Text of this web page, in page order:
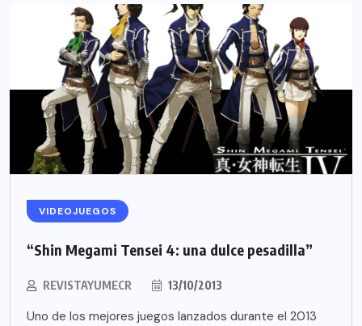
VIDEOJUEGOS
“Shin Megami Tensei 4: una dulce pesadilla”
REVISTAYUMECR 13/10/2013
Uno de los mejores juegos lanzados durante el 2013